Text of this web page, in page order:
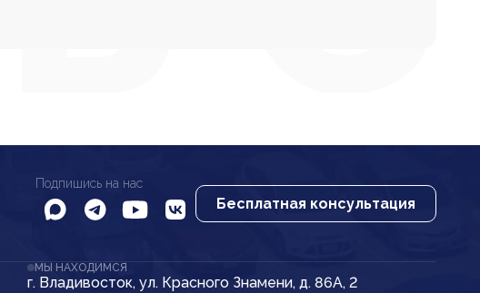
Подпишись на нас
Бесплатная консультация
МЫ НАХОДИМСЯ
г. Владивосток, ул. Красного Знамени, д. 86А, 2